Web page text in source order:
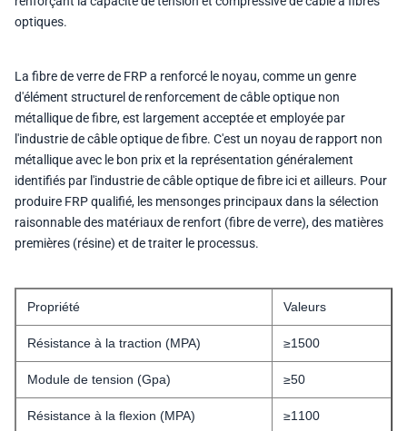
optiques.
La fibre de verre de FRP a renforcé le noyau, comme un genre
d'élément structurel de renforcement de câble optique non
métallique de fibre, est largement acceptée et employée par
l'industrie de câble optique de fibre. C'est un noyau de rapport non
métallique avec le bon prix et la représentation généralement
identifiés par l'industrie de câble optique de fibre ici et ailleurs. Pour
produire FRP qualifié, les mensonges principaux dans la sélection
raisonnable des matériaux de renfort (fibre de verre), des matières
premières (résine) et de traiter le processus.
Propriété Valeurs
Résistance à la traction (MPA) ≥1500
Module de tension (Gpa) ≥50
Résistance à la flexion (MPA) ≥1100